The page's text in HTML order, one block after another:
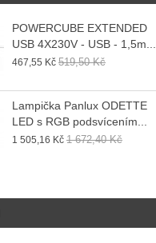
POWERCUBE EXTENDED
USB 4X230V - USB - 1,5m...
467,55 Kč 519,50 Kč
Lampička Panlux ODETTE
LED s RGB podsvícením...
1 505,16 Kč 1 672,40 Kč